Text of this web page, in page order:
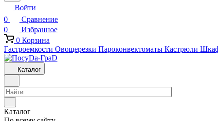
Войти
0
Сравнение
0
Избранное
0 Корзина
Гастроемкости Овощерезки Пароконвектоматы Кастрюли
Каталог
Каталог